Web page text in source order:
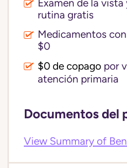
Examen de la
rutina gratis
Medicamentos
$0
$0 de copago por
atención primaria
Documentos del
View Summary of